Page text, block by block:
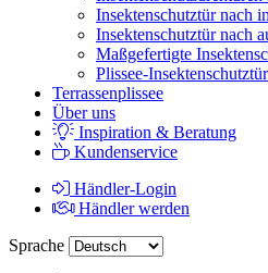
Insektenschutztür nach
Insektenschutztür nach
Maßgefertigte
Plissee-Insektenschutztür
Terrassenplissee
Über uns
Inspiration & Beratung
Kundenservice
Händler-Login
Händler werden
Sprache